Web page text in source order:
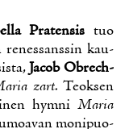
Pra­ten­sis tuo
kau­
Jacob Obrech­
zart. Teok­sen
hym­ni Ma­ria
mo­ni­puo­